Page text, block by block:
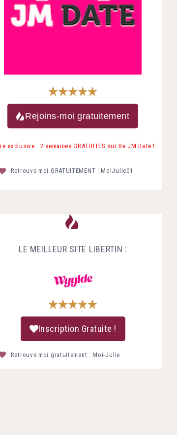
Rejoins-moi gratuitement
exclusive : 2 semaines GRATUITES sur Be JM Date !
Retrouve moi GRATUITEMENT : MoiJulie01
LE MEILLEUR SITE LIBERTIN :
Inscription Gratuite !
Retrouve moi gratuitement : Moi-Julie